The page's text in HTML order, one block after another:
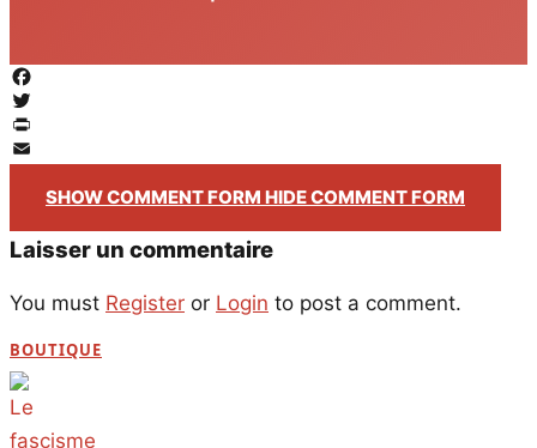
Facebook
Twitter
PrintFriendly
Email
SHOW COMMENT FORM HIDE COMMENT FORM
Laisser un commentaire
You must Register or Login to post a comment.
BOUTIQUE